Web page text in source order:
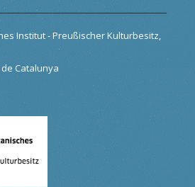
Institut - Preußischer Kulturbesitz,
Catalunya